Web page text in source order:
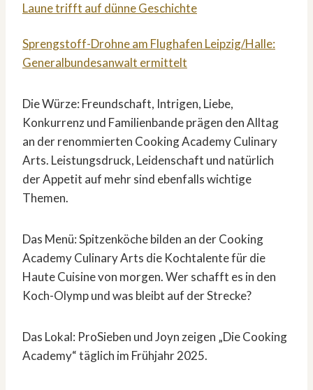
Laune trifft auf dünne Geschichte
Sprengstoff-Drohne am Flughafen Leipzig/Halle:
Generalbundesanwalt ermittelt
Die Würze: Freundschaft, Intrigen, Liebe,
Konkurrenz und Familienbande prägen den Alltag
an der renommierten Cooking Academy Culinary
Arts. Leistungsdruck, Leidenschaft und natürlich
der Appetit auf mehr sind ebenfalls wichtige
Themen.
Das Menü: Spitzenköche bilden an der Cooking
Academy Culinary Arts die Kochtalente für die
Haute Cuisine von morgen. Wer schafft es in den
Koch-Olymp und was bleibt auf der Strecke?
Das Lokal: ProSieben und Joyn zeigen „Die Cooking
Academy“ täglich im Frühjahr 2025.